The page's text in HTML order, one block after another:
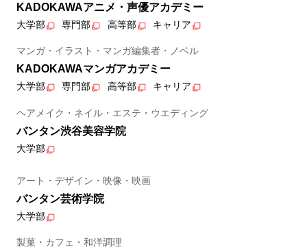
KADOKAWAアニメ・声優アカデミー
大学部 専門部 高等部 キャリア
マンガ・イラスト・マンガ編集者・ノベル
KADOKAWAマンガアカデミー
大学部 専門部 高等部 キャリア
ヘアメイク・ネイル・エステ・ウエディング
バンタン渋谷美容学院
大学部
アート・デザイン・映像・映画
バンタン芸術学院
大学部
製菓・カフェ・和洋調理